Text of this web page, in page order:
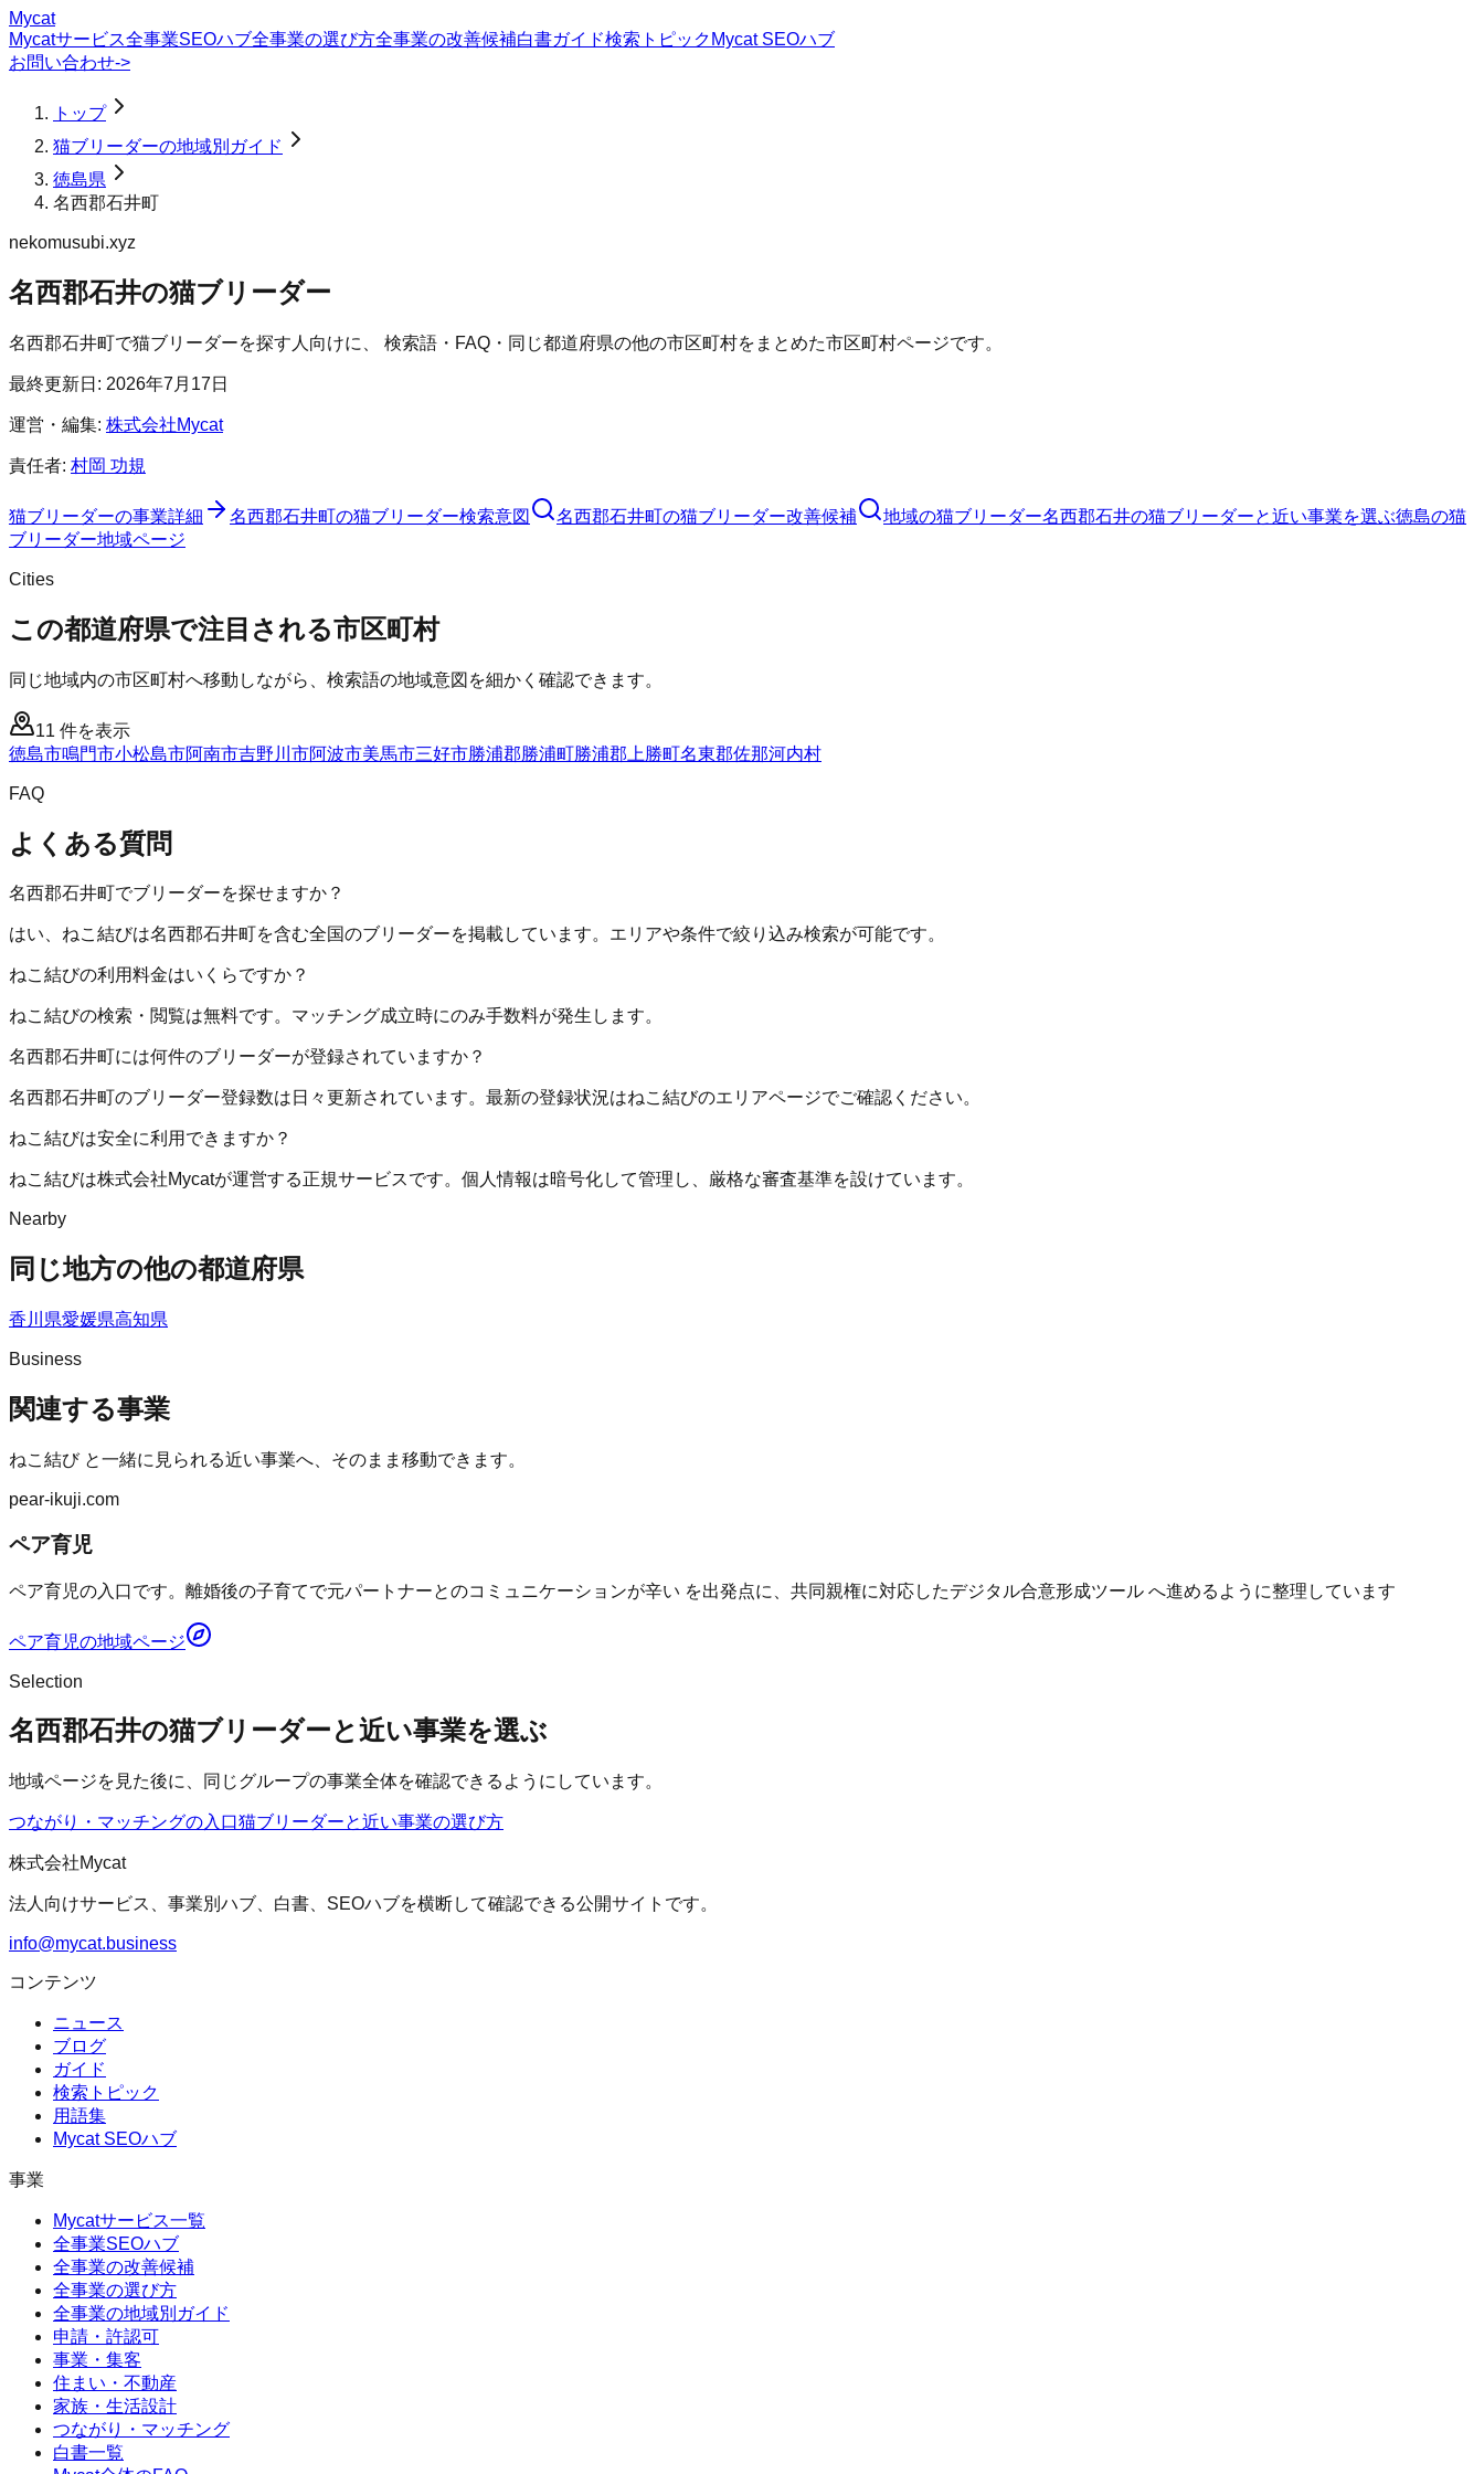
Mycat
Mycatサービス全事業SEOハブ全事業の選び方全事業の改善候補白書ガイド検索トピック Mycat SEOハブ
お問い合わせ->
トップ
猫ブリーダーの地域別ガイド
徳島県
名西郡石井町
nekomusubi.xyz
名西郡石井の猫ブリーダー
名西郡石井町で猫ブリーダーを探す人向けに、 検索語・FAQ・同じ都道府県の他の市区町村をまとめた市区町村ページです。
最終更新日: 2026年7月17日
運営・編集: 株式会社Mycat
責任者: 村岡 功規
猫ブリーダーの事業詳細 名西郡石井町の猫ブリーダー検索意図 名西郡石井町の猫ブリーダー改善候補 地域の猫ブリーダー名西郡石井の猫ブリーダーと近い事業を選ぶ徳島の猫
ブリーダー地域ページ
Cities
この都道府県で注目される市区町村
同じ地域内の市区町村へ移動しながら、検索語の地域意図を細かく確認できます。
11 件を表示
徳島市鳴門市小松島市阿南市吉野川市阿波市美馬市三好市勝浦郡勝浦町勝浦郡上勝町名東郡佐那河内村
FAQ
よくある質問
名西郡石井町でブリーダーを探せますか？
はい、ねこ結びは名西郡石井町を含む全国のブリーダーを掲載しています。エリアや条件で絞り込み検索が可能です。
ねこ結びの利用料金はいくらですか？
ねこ結びの検索・閲覧は無料です。マッチング成立時にのみ手数料が発生します。
名西郡石井町には何件のブリーダーが登録されていますか？
名西郡石井町のブリーダー登録数は日々更新されています。最新の登録状況はねこ結びのエリアページでご確認ください。
ねこ結びは安全に利用できますか？
ねこ結びは株式会社Mycatが運営する正規サービスです。個人情報は暗号化して管理し、厳格な審査基準を設けています。
Nearby
同じ地方の他の都道府県
香川県愛媛県高知県
Business
関連する事業
ねこ結びと一緒に見られる近い事業へ、そのまま移動できます。
pear-ikuji.com
ペア育児
ペア育児の入口です。離婚後の子育てで元パートナーとのコミュニケーションが辛い を出発点に、共同親権に対応したデジタル合意形成ツール へ進めるように整理しています
ペア育児の地域ページ
Selection
名西郡石井の猫ブリーダーと近い事業を選ぶ
地域ページを見た後に、同じグループの事業全体を確認できるようにしています。
つながり・マッチングの入口猫ブリーダーと近い事業の選び方
株式会社Mycat
法人向けサービス、事業別ハブ、白書、SEOハブを横断して確認できる公開サイトです。
info@mycat.business
コンテンツ
ニュース
ブログ
ガイド
検索トピック
用語集
Mycat SEOハブ
事業
Mycatサービス一覧
全事業SEOハブ
全事業の改善候補
全事業の選び方
全事業の地域別ガイド
申請・許認可
事業・集客
住まい・不動産
家族・生活設計
つながり・マッチング
白書一覧